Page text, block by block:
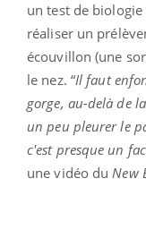
un test de biologie
réaliser un
écouvillon (une
le nez. “Il faut
gorge, au-delà de
un peu pleurer le
c'est presque un
une vidéo duNew